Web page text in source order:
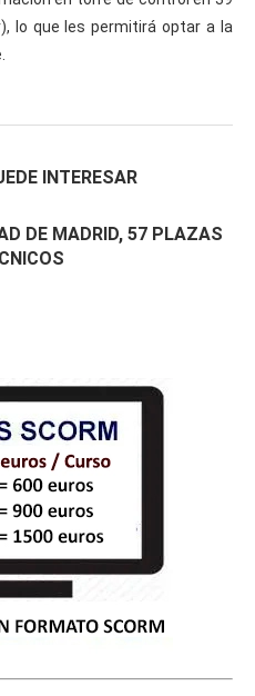
lo que les permitirá optar a la
INTERESAR
DE MADRID, 57 PLAZAS